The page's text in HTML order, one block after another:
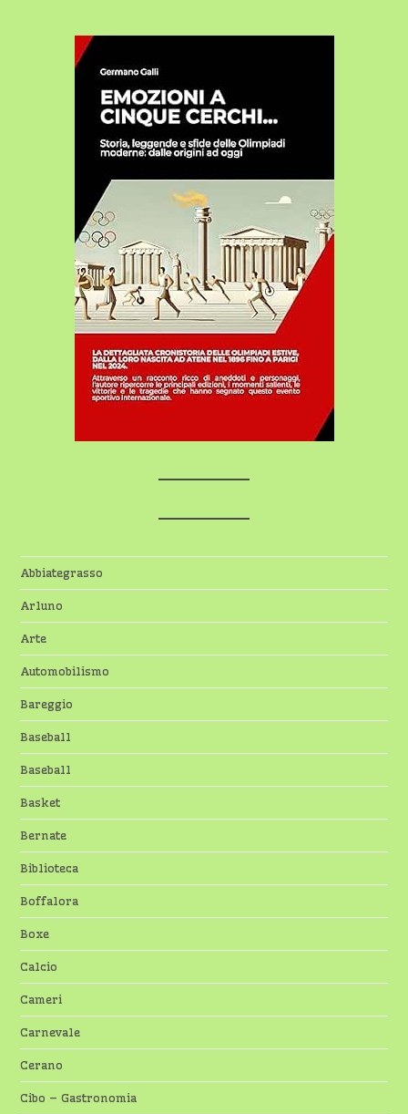
Abbiategrasso
Arluno
Arte
Automobilismo
Bareggio
Baseball
Baseball
Basket
Bernate
Biblioteca
Boffalora
Boxe
Calcio
Cameri
Carnevale
Cerano
Cibo – Gastronomia